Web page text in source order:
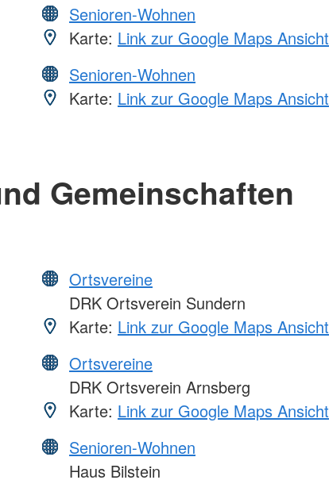
Senioren-Wohnen
Karte: Link zur Google Maps Ansicht
Senioren-Wohnen
Karte: Link zur Google Maps Ansicht
Gemeinschaften
Ortsvereine
DRK Ortsverein Sundern
Karte: Link zur Google Maps Ansicht
Ortsvereine
DRK Ortsverein Arnsberg
Karte: Link zur Google Maps Ansicht
Senioren-Wohnen
Haus Bilstein